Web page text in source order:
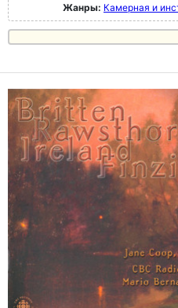
Жанры: Камерная и